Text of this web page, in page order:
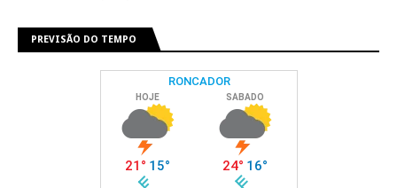
PREVISÃO DO TEMPO